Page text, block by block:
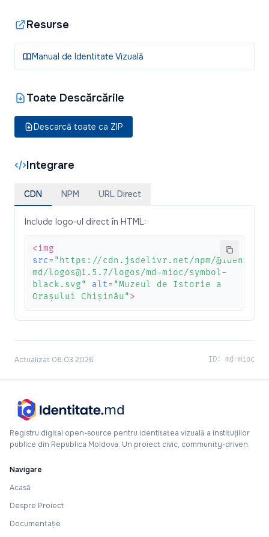
Resurse
Manual de Identitate Vizuală
Toate Descărcările
Descarcă toate ca ZIP
Integrare
CDN NPM URL Direct
Include logo-ul direct în HTML:
<img
src= "https://cdn.jsdelivr.net/npm/
md/logos@1.5.7/logos/md-mioc/symbol-
black.svg"
alt= "Muzeul de Istorie a
Orașului Chișinău" >
Actualizat 06.03.2026 ID: md-mioc
Registru digital open-source pentru identitatea vizuală a instituțiilor
publice din Republica Moldova. Un proiect civic, community-driven.
Navigare
Acasă
Despre Proiect
Documentație